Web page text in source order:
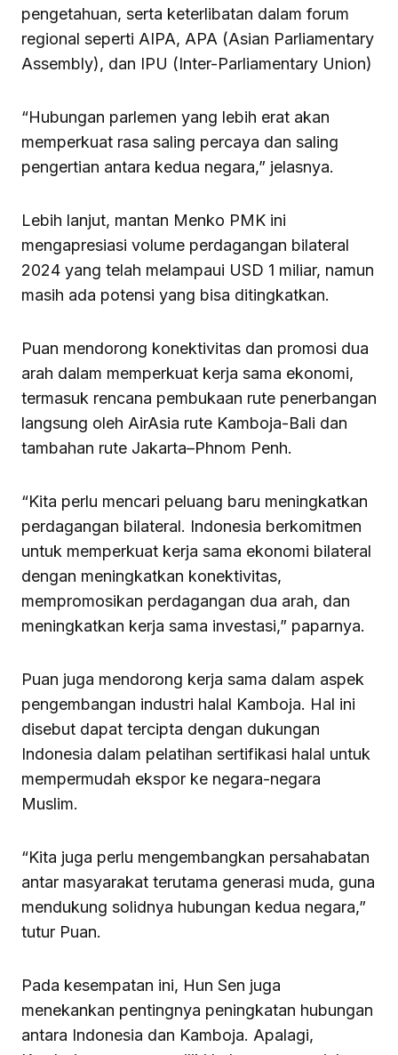
pengetahuan, serta keterlibatan dalam forum
regional seperti AIPA, APA (Asian Parliamentary
Assembly), dan IPU (Inter-Parliamentary Union)
“Hubungan parlemen yang lebih erat akan
memperkuat rasa saling percaya dan saling
pengertian antara kedua negara,” jelasnya.
Lebih lanjut, mantan Menko PMK ini
mengapresiasi volume perdagangan bilateral
2024 yang telah melampaui USD 1 miliar, namun
masih ada potensi yang bisa ditingkatkan.
Puan mendorong konektivitas dan promosi dua
arah dalam memperkuat kerja sama ekonomi,
termasuk rencana pembukaan rute penerbangan
langsung oleh AirAsia rute Kamboja-Bali dan
tambahan rute Jakarta–Phnom Penh.
“Kita perlu mencari peluang baru meningkatkan
perdagangan bilateral. Indonesia berkomitmen
untuk memperkuat kerja sama ekonomi bilateral
dengan meningkatkan konektivitas,
mempromosikan perdagangan dua arah, dan
meningkatkan kerja sama investasi,” paparnya.
Puan juga mendorong kerja sama dalam aspek
pengembangan industri halal Kamboja. Hal ini
disebut dapat tercipta dengan dukungan
Indonesia dalam pelatihan sertifikasi halal untuk
mempermudah ekspor ke negara-negara
Muslim.
“Kita juga perlu mengembangkan persahabatan
antar masyarakat terutama generasi muda, guna
mendukung solidnya hubungan kedua negara,”
tutur Puan.
Pada kesempatan ini, Hun Sen juga
menekankan pentingnya peningkatan hubungan
antara Indonesia dan Kamboja. Apalagi,